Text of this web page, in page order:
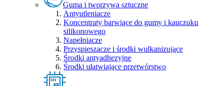
Guma i tworzywa sztuczne
Antyutleniacze
Koncentraty barwiące do gumy i kauczuku
silikonowego
Napełniacze
Przyspieszacze i środki wulkanizujące
Środki antyadhezyjne
Środki ułatwiające przetwórstwo